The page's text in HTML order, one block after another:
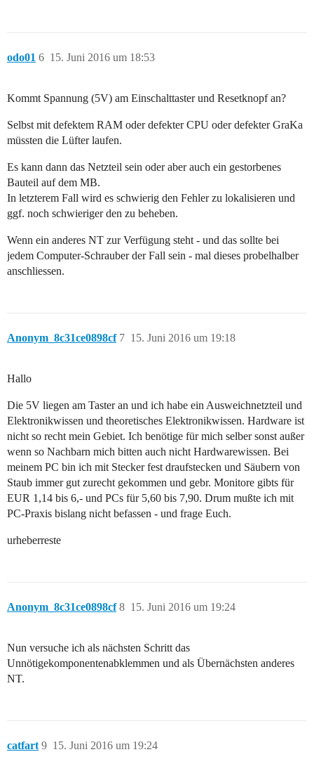
odo01 15. Juni 2016 um 18:53
6
Kommt Spannung (5V) am Einschalttaster und Resetknopf an?
Selbst mit defektem RAM oder defekter CPU oder defekter GraKa
müssten die Lüfter laufen.
Es kann dann das Netzteil sein oder aber auch ein gestorbenes
Bauteil auf dem MB.
In letzterem Fall wird es schwierig den Fehler zu lokalisieren und
ggf. noch schwieriger den zu beheben.
Wenn ein anderes NT zur Verfügung steht - und das sollte bei
jedem Computer-Schrauber der Fall sein - mal dieses probelhalber
anschliessen.
Anonym_8c31ce0898cf 15. Juni 2016 um 19:18
7
Hallo
Die 5V liegen am Taster an und ich habe ein Ausweichnetzteil und
Elektronikwissen und theoretisches Elektronikwissen. Hardware ist
nicht so recht mein Gebiet. Ich benötige für mich selber sonst außer
wenn so Nachbarn mich bitten auch nicht Hardwarewissen. Bei
meinem PC bin ich mit Stecker fest draufstecken und Säubern von
Staub immer gut zurecht gekommen und gebr. Monitore gibts für
EUR 1,14 bis 6,- und PCs für 5,60 bis 7,90. Drum mußte ich mit
PC-Praxis bislang nicht befassen - und frage Euch.
urheberreste
Anonym_8c31ce0898cf 15. Juni 2016 um 19:24
8
Nun versuche ich als nächsten Schritt das
Unnötigekomponentenabklemmen und als Übernächsten anderes
NT.
catfart 15. Juni 2016 um 19:24
9